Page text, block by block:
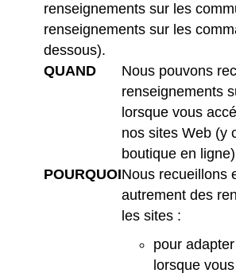
renseignements sur les
renseignements sur les
dessous).
QUAND
Nous pouvons
renseignements
lorsque vous
nos sites Web (y
boutique en
POURQUOINous recueillons
autrement des
les sites :
pour
lorsque